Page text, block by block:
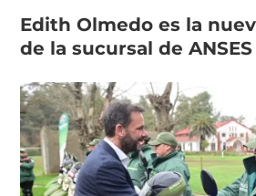
Edith Olmedo es la
de la sucursal de